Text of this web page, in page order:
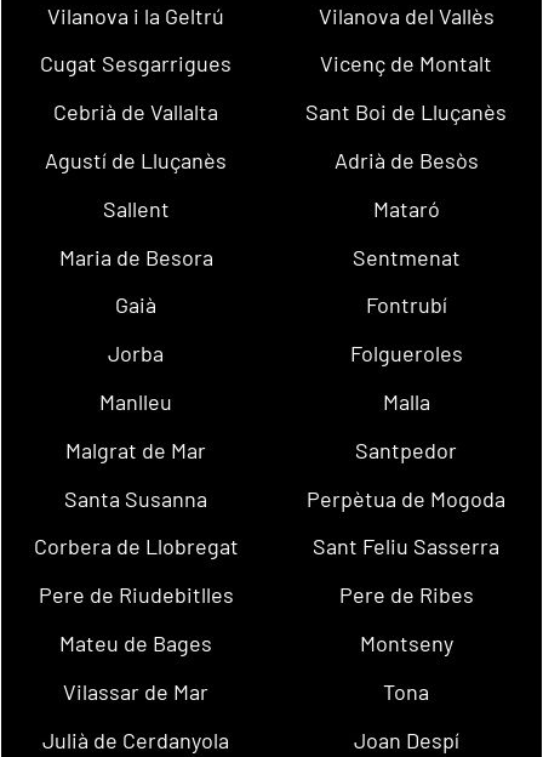
Vilanova i la Geltrú
Vilanova del Vallès
Cugat Sesgarrigues
Vicenç de Montalt
Cebrià de Vallalta
Sant Boi de Lluçanès
Agustí de Lluçanès
Adrià de Besòs
Sallent
Mataró
Maria de Besora
Sentmenat
Gaià
Fontrubí
Jorba
Folgueroles
Manlleu
Malla
Malgrat de Mar
Santpedor
Santa Susanna
Perpètua de Mogoda
Corbera de Llobregat
Sant Feliu Sasserra
Pere de Riudebitlles
Pere de Ribes
Mateu de Bages
Montseny
Vilassar de Mar
Tona
Julià de Cerdanyola
Joan Despí